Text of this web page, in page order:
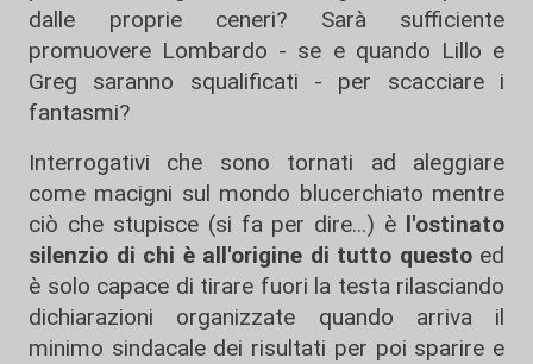
dalle proprie ceneri? Sarà sufficiente
promuovere Lombardo - se e quando Lillo e
Greg saranno squalificati - per scacciare i
fantasmi?
Interrogativi che sono tornati ad aleggiare
come macigni sul mondo blucerchiato mentre
ciò che stupisce (si fa per dire...) è l'ostinato
silenzio di chi è all'origine di tutto questoed
è solo capace di tirare fuori la testa rilasciando
dichiarazioni organizzate quando arriva il
minimo sindacale dei risultati per poi sparire e